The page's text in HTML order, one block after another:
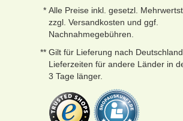
Alle Preise inkl. gesetzl.
zzgl. Versandkosten und ggf.
Nachnahmegebühren.
Gilt für Lieferung nach Deutschland.
Lieferzeiten für andere Länder in
3 Tage länger.